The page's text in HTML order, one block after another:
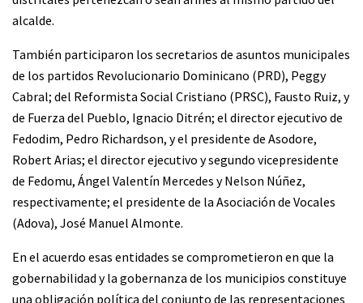
alcalde.
También participaron los secretarios de asuntos municipales
de los partidos Revolucionario Dominicano (PRD), Peggy
Cabral; del Reformista Social Cristiano (PRSC), Fausto Ruiz, y
de Fuerza del Pueblo, Ignacio Ditrén; el director ejecutivo de
Fedodim, Pedro Richardson, y el presidente de Asodore,
Robert Arias; el director ejecutivo y segundo vicepresidente
de Fedomu, Ángel Valentín Mercedes y Nelson Núñez,
respectivamente; el presidente de la Asociación de Vocales
(Adova), José Manuel Almonte.
En el acuerdo esas entidades se comprometieron en que la
gobernabilidad y la gobernanza de los municipios constituye
una obligación política del conjunto de las representaciones